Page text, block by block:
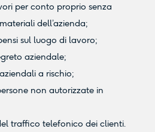
per conto proprio senza
dell’azienda;
sul luogo di lavoro;
aziendale;
a rischio;
non autorizzate in
traffico telefonico dei clienti.